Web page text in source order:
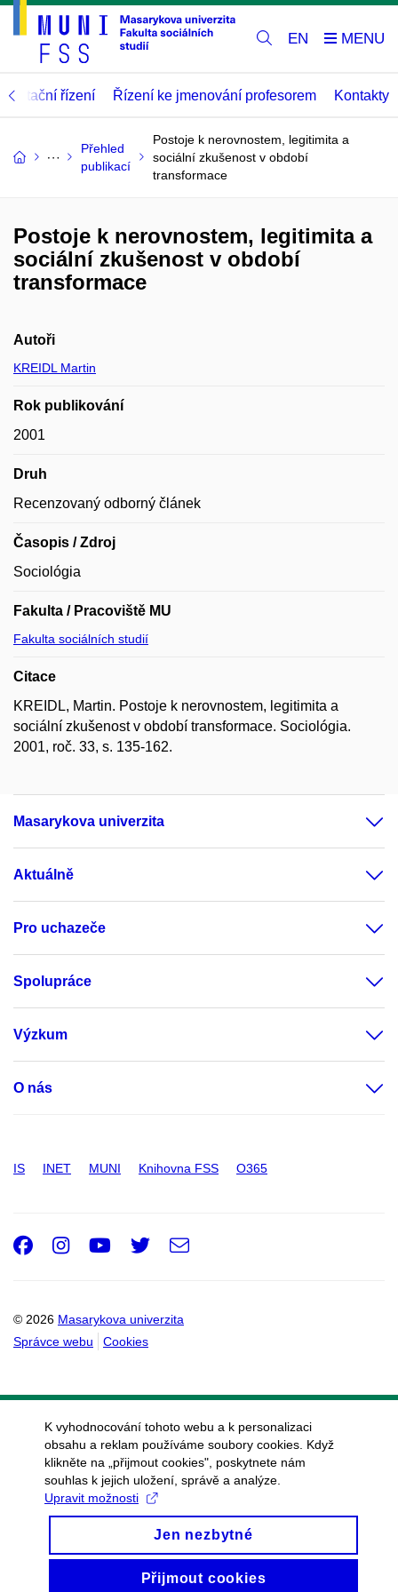
EN
řízení Řízení ke jmenování profesorem Kontakty
Přehled
publikací
Postoje k nerovnostem, legitimita a
sociální zkušenost v období
transformace
Postoje k nerovnostem, legitimita a
sociální zkušenost v období
transformace
Autoři
KREIDL Martin
Rok publikování
2001
Druh
Recenzovaný odborný článek
Časopis / Zdroj
Sociológia
Fakulta / Pracoviště MU
Fakulta sociálních studií
Citace
KREIDL, Martin. Postoje k nerovnostem, legitimita a
sociální zkušenost v období transformace. Sociológia.
2001, roč. 33, s. 135-162.
Masarykova univerzita
Aktuálně
Pro uchazeče
Spolupráce
Výzkum
O nás
IS INET MUNI Knihovna FSS O365
© 2026 Masarykova univerzita
Správce webu
Cookies
Facebook
Instagram
Youtube
Twitter
e-
K vyhodnocování tohoto webu a k personalizaci
obsahu a reklam používáme soubory cookies. Když
klikněte na „přijmout cookies", poskytnete nám
souhlas k jejich uložení, správě a analýze.
Upravit možnosti
Jen nezbytné
Přijmout cookies